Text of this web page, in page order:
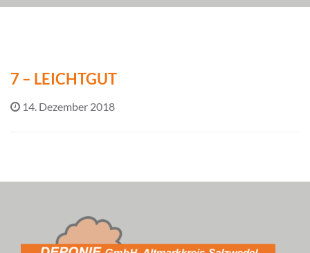
7 – LEICHTGUT
14. Dezember 2018